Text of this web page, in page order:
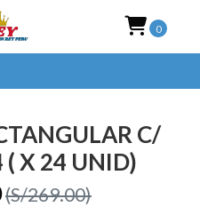
0
C/
( X 24 UNID)
(S/269.00)